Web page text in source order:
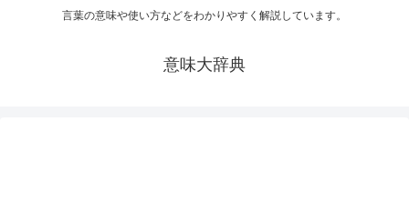
言葉の意味や使い方などをわかりやすく解説しています。
意味大辞典